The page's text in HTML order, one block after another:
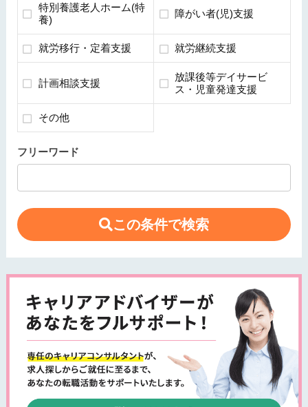
特別養護老人ホーム(特
養)
障がい者(児)支援
就労移行・定着支援 就労継続支援
計画相談支援
放課後等デイサービ
ス・児童発達支援
その他
フリーワード
この条件で検索